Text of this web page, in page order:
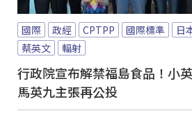
國際 政經 CPTPP 國際標準 日
蔡英文
輻射
行政院宣布解禁福島食品！小
馬英九主張再公投